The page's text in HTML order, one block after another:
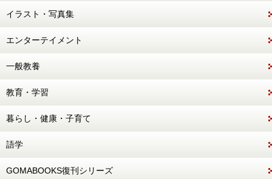
イラスト・写真集
エンターテイメント
一般教養
教育・学習
暮らし・健康・子育て
語学
GOMABOOKS復刊シリーズ